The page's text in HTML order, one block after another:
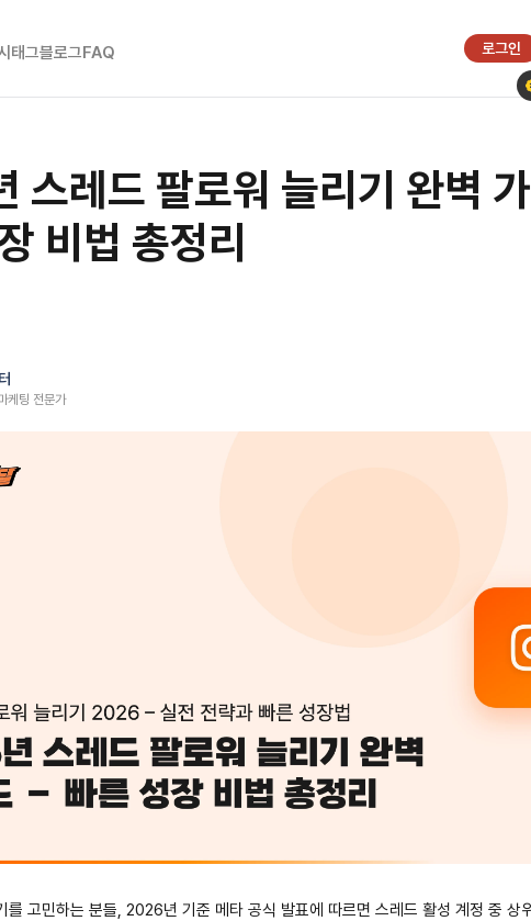
태그블로그FAQ 로그인
레드 팔로워 늘리기 완벽
비법 총정리
케팅 전문가
를 고민하는 분들, 2026년 기준 메타 공식 발표에 따르면 스레드 활성 계정 중 상